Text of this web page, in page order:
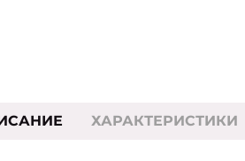
ХАРАКТЕРИСТИКИ